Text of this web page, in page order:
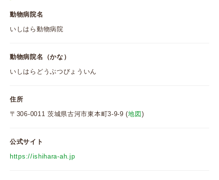
動物病院名
いしはら動物病院
動物病院名（かな）
いしはらどうぶつびょういん
住所
〒306-0011 茨城県古河市東本町3-9-9 (地図 )
公式サイト
https://ishihara-ah.jp